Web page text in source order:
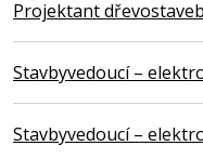
Projektant
Stavbyvedoucí –
Stavbyvedoucí –